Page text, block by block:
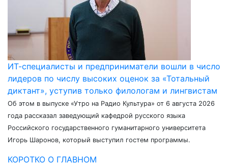
ИТ-специалисты и предприниматели вошли в число
лидеров по числу высоких оценок за «Тотальный
диктант», уступив только филологам и лингвистам
Об этом в выпуске «Утро на Радио Культура» от 6 августа 2026
года рассказал заведующий кафедрой русского языка
Российского государственного гуманитарного университета
Игорь Шаронов, который выступил гостем программы.
КОРОТКО О ГЛАВНОМ